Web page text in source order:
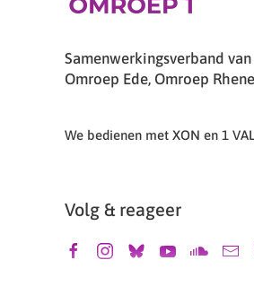
Samenwerkingsverband
Omroep Ede, Omroep
We bedienen met XON en 1
Volg & reageer